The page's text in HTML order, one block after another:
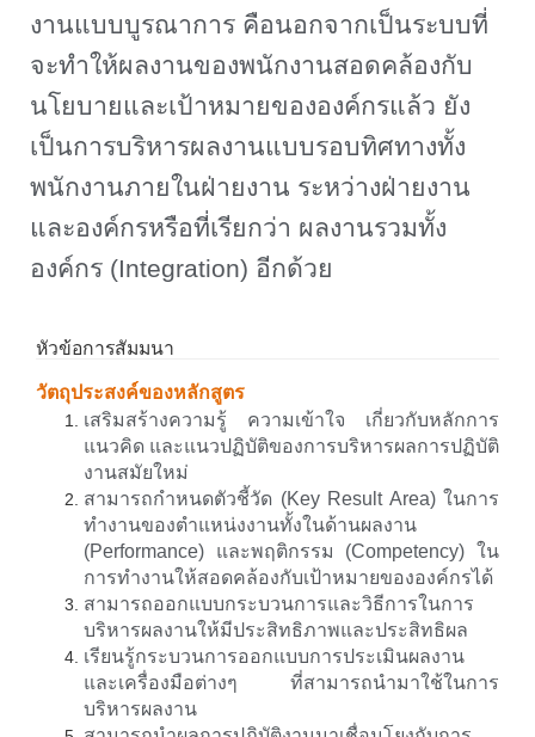
งานแบบบูรณาการ คือนอกจากเป็นระบบที่
จะทำให้ผลงานของพนักงานสอดคล้องกับ
นโยบายและเป้าหมายขององค์กรแล้ว ยัง
เป็นการบริหารผลงานแบบรอบทิศทางทั้ง
พนักงานภายในฝ่ายงาน ระหว่างฝ่ายงาน
และองค์กรหรือที่เรียกว่า ผลงานรวมทั้ง
องค์กร (Integration) อีกด้วย
หัวข้อการสัมมนา
วัตถุประสงค์ของหลักสูตร
เสริมสร้างความรู้ ความเข้าใจ เกี่ยวกับหลักการ
แนวคิด และแนวปฏิบัติของการบริหารผลการปฏิบัติ
งานสมัยใหม่
สามารถกำหนดตัวชี้วัด (Key Result Area) ในการ
ทำงานของตำแหน่งงานทั้งในด้านผลงาน
(Performance) และพฤติกรรม (Competency)ใน
การทำงานให้สอดคล้องกับเป้าหมายขององค์กรได้
สามารถออกแบบกระบวนการและวิธีการในการ
บริหารผลงานให้มีประสิทธิภาพและประสิทธิผล
เรียนรู้กระบวนการออกแบบการประเมินผลงาน
และเครื่องมือต่างๆ ที่สามารถนำมาใช้ในการ
บริหารผลงาน